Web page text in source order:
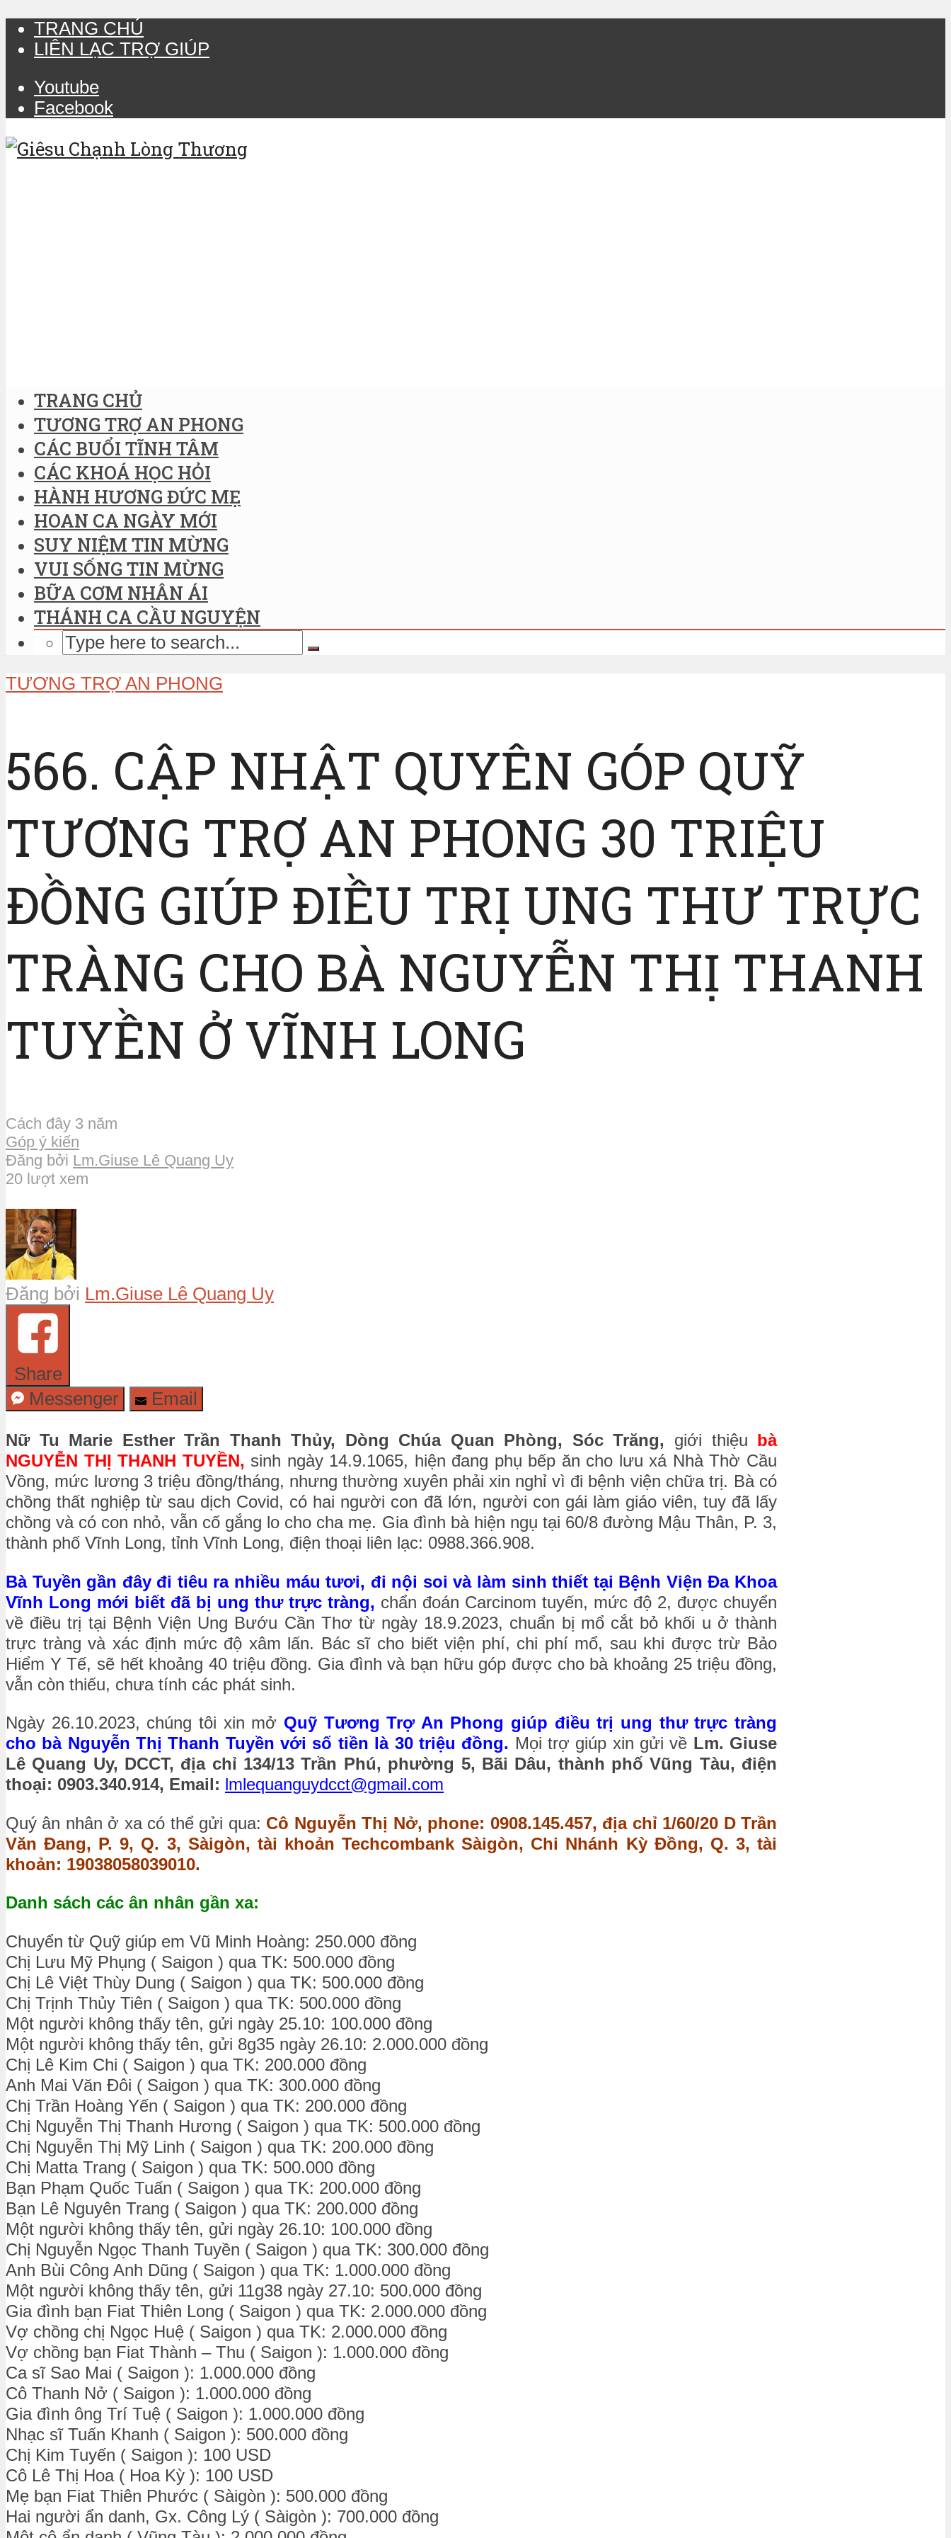
TRANG CHỦ
LIÊN LẠC TRỢ GIÚP
Youtube
Facebook
TRANG CHỦ
TƯƠNG TRỢ AN PHONG
CÁC BUỔI TĨNH TÂM
CÁC KHOÁ HỌC HỎI
HÀNH HƯƠNG ĐỨC MẸ
HOAN CA NGÀY MỚI
SUY NIỆM TIN MỪNG
VUI SỐNG TIN MỪNG
BỮA CƠM NHÂN ÁI
THÁNH CA CẦU NGUYỆN
TƯƠNG TRỢ AN PHONG
566. CẬP NHẬT QUYÊN GÓP QUỸ
TƯƠNG TRỢ AN PHONG 30 TRIỆU
ĐỒNG GIÚP ĐIỀU TRỊ UNG THƯ TRỰC
TRÀNG CHO BÀ NGUYỄN THỊ THANH
TUYỀN Ở VĨNH LONG
Cách đây 3 năm
Góp ý kiến
Đăng bởi Lm.Giuse Lê Quang Uy
20 lượt xem
Đăng bởi Lm.Giuse Lê Quang Uy
Share
Messenger
Email
Nữ Tu Marie Esther Trần Thanh Thủy, Dòng Chúa Quan Phòng, Sóc Trăng, giới thiệu bà
NGUYỄN THỊ THANH TUYỀN, sinh ngày 14.9.1065, hiện đang phụ bếp ăn cho lưu xá Nhà Thờ Cầu
Vồng, mức lương 3 triệu đồng/tháng, nhưng thường xuyên phải xin nghỉ vì đi bệnh viện chữa trị. Bà có
chồng thất nghiệp từ sau dịch Covid, có hai người con đã lớn, người con gái làm giáo viên, tuy đã lấy
chồng và có con nhỏ, vẫn cố gắng lo cho cha mẹ. Gia đình bà hiện ngụ tại 60/8 đường Mậu Thân, P. 3,
thành phố Vĩnh Long, tỉnh Vĩnh Long, điện thoại liên lạc: 0988.366.908.
Bà Tuyền gần đây đi tiêu ra nhiều máu tươi, đi nội soi và làm sinh thiết tại Bệnh Viện Đa Khoa
Vĩnh Long mới biết đã bị ung thư trực tràng, chẩn đoán Carcinom tuyến, mức độ 2, được chuyển
về điều trị tại Bệnh Viện Ung Bướu Cần Thơ từ ngày 18.9.2023, chuẩn bị mổ cắt bỏ khối u ở thành
trực tràng và xác định mức độ xâm lấn. Bác sĩ cho biết viện phí, chi phí mổ, sau khi được trừ Bảo
Hiểm Y Tế, sẽ hết khoảng 40 triệu đồng. Gia đình và bạn hữu góp được cho bà khoảng 25 triệu đồng,
vẫn còn thiếu, chưa tính các phát sinh.
Ngày 26.10.2023, chúng tôi xin mở Quỹ Tương Trợ An Phong giúp điều trị ung thư trực tràng
cho bà Nguyễn Thị Thanh Tuyền với số tiền là 30 triệu đồng. Mọi trợ giúp xin gửi về Lm. Giuse
Lê Quang Uy, DCCT, địa chỉ 134/13 Trần Phú, phường 5, Bãi Dâu, thành phố Vũng Tàu, điện
thoại: 0903.340.914, Email: lmlequanguydcct@gmail.com
Quý ân nhân ở xa có thể gửi qua: Cô Nguyễn Thị Nở, phone: 0908.145.457, địa chỉ 1/60/20 D Trần
Văn Đang, P. 9, Q. 3, Sàigòn, tài khoản Techcombank Sàigòn, Chi Nhánh Kỳ Đồng, Q. 3, tài
khoản: 19038058039010.
Danh sách các ân nhân gần xa:
Chuyển từ Quỹ giúp em Vũ Minh Hoàng: 250.000 đồng
Chị Lưu Mỹ Phụng ( Saigon ) qua TK: 500.000 đồng
Chị Lê Việt Thùy Dung ( Saigon ) qua TK: 500.000 đồng
Chị Trịnh Thủy Tiên ( Saigon ) qua TK: 500.000 đồng
Một người không thấy tên, gửi ngày 25.10: 100.000 đồng
Một người không thấy tên, gửi 8g35 ngày 26.10: 2.000.000 đồng
Chị Lê Kim Chi ( Saigon ) qua TK: 200.000 đồng
Anh Mai Văn Đôi ( Saigon ) qua TK: 300.000 đồng
Chị Trần Hoàng Yến ( Saigon ) qua TK: 200.000 đồng
Chị Nguyễn Thị Thanh Hương ( Saigon ) qua TK: 500.000 đồng
Chị Nguyễn Thị Mỹ Linh ( Saigon ) qua TK: 200.000 đồng
Chị Matta Trang ( Saigon ) qua TK: 500.000 đồng
Bạn Phạm Quốc Tuấn ( Saigon ) qua TK: 200.000 đồng
Bạn Lê Nguyên Trang ( Saigon ) qua TK: 200.000 đồng
Một người không thấy tên, gửi ngày 26.10: 100.000 đồng
Chị Nguyễn Ngọc Thanh Tuyền ( Saigon ) qua TK: 300.000 đồng
Anh Bùi Công Anh Dũng ( Saigon ) qua TK: 1.000.000 đồng
Một người không thấy tên, gửi 11g38 ngày 27.10: 500.000 đồng
Gia đình bạn Fiat Thiên Long ( Saigon ) qua TK: 2.000.000 đồng
Vợ chồng chị Ngọc Huệ ( Saigon ) qua TK: 2.000.000 đồng
Vợ chồng bạn Fiat Thành – Thu ( Saigon ): 1.000.000 đồng
Ca sĩ Sao Mai ( Saigon ): 1.000.000 đồng
Cô Thanh Nở ( Saigon ): 1.000.000 đồng
Gia đình ông Trí Tuệ ( Saigon ): 1.000.000 đồng
Nhạc sĩ Tuấn Khanh ( Saigon ): 500.000 đồng
Chị Kim Tuyến ( Saigon ): 100 USD
Cô Lê Thị Hoa ( Hoa Kỳ ): 100 USD
Mẹ bạn Fiat Thiên Phước ( Sàigòn ): 500.000 đồng
Hai người ẩn danh, Gx. Công Lý ( Sàigòn ): 700.000 đồng